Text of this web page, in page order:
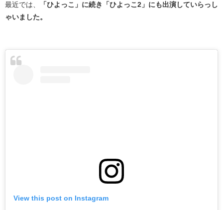
最近では、
「ひよっこ」に続き「ひよっこ2」にも出演していらっし
ゃいました。
View this post on Instagram